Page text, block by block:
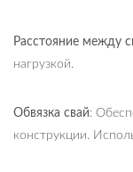
Расстояние между
нагрузкой.
Обвязка свай:
конструкции.